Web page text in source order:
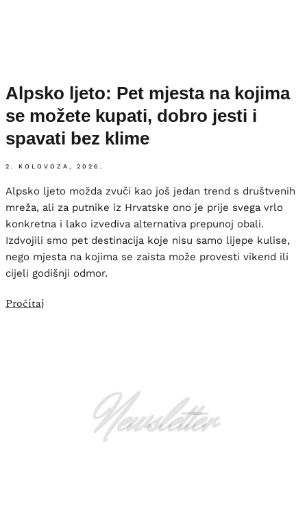
Alpsko ljeto: Pet mjesta na kojima
se možete kupati, dobro jesti i
spavati bez klime
2. KOLOVOZA, 2026.
Alpsko ljeto možda zvuči kao još jedan trend s društvenih
mreža, ali za putnike iz Hrvatske ono je prije svega vrlo
konkretna i lako izvediva alternativa prepunoj obali.
Izdvojili smo pet destinacija koje nisu samo lijepe kulise,
nego mjesta na kojima se zaista može provesti vikend ili
cijeli godišnji odmor.
Pročitaj
Newsletter